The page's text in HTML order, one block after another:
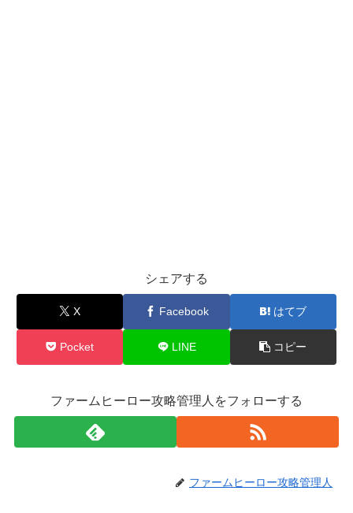
シェアする
X Facebook はてブ
Pocket LINE コピー
ファームヒーロー攻略管理人をフォローする
ファームヒーロー攻略管理人